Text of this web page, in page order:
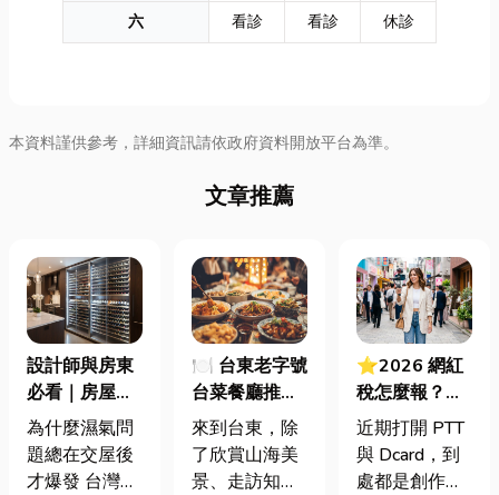
六
看診 看診 休診
本資料謹供參考，詳細資訊請依政府資料開放平台為準。
文章推薦
設計師與房東
必看｜房屋濕
氣重怎麼辦？
全屋除濕機＋
全熱交換器整
為什麼濕氣問
題總在交屋後
才爆發 台灣氣
🍽️ 台東老字號
台菜餐廳推薦
｜在地人聚餐
首選，經典合
菜一次滿足
來到台東，除
了欣賞山海美
景、走訪知名
⭐2026 網紅
稅怎麼報？一
篇看懂課稅門
檻、追溯年限
與合法節稅，
近期打開 PTT
與 Dcard，到
處都是創作者